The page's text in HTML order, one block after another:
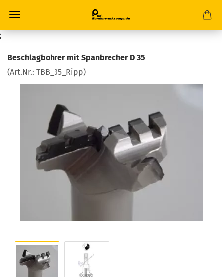
;
Beschlagbohrer mit Spanbrecher D 35
(Art.Nr.: TBB_35_Ripp)